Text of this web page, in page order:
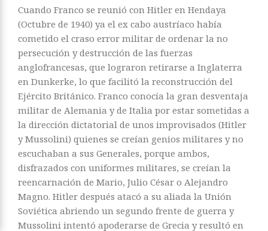
Cuando Franco se reunió con Hitler en Hendaya
(Octubre de 1940) ya el ex cabo austríaco había
cometido el craso error militar de ordenar la no
persecución y destrucción de las fuerzas
anglofrancesas, que lograron retirarse a Inglaterra
en Dunkerke, lo que facilitó la reconstrucción del
Ejército Británico. Franco conocía la gran desventaja
militar de Alemania y de Italia por estar sometidas a
la dirección dictatorial de unos improvisados (Hitler
y Mussolini) quienes se creían genios militares y no
escuchaban a sus Generales, porque ambos,
disfrazados con uniformes militares, se creían la
reencarnación de Mario, Julio César o Alejandro
Magno. Hitler después atacó a su aliada la Unión
Soviética abriendo un segundo frente de guerra y
Mussolini intentó apoderarse de Grecia y resultó en